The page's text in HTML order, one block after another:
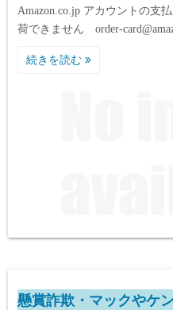
Amazon.co.jp アカウントの支
荷できません order-
続きを読む
懸賞詐欺・マックやケ